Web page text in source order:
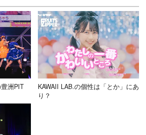
洲PIT
KAWAII LAB.の個性は「とか」にあ
り？